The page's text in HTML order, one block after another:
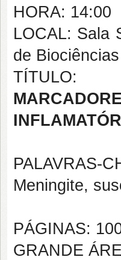
HORA: 14:00
LOCAL: Sala
de Biociências
TÍTULO:
PALAVRAS-
Meningite,
PÁGINAS:
GRANDE